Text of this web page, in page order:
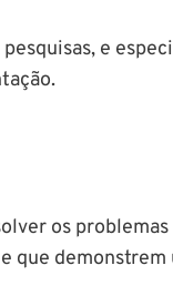
e
os
que